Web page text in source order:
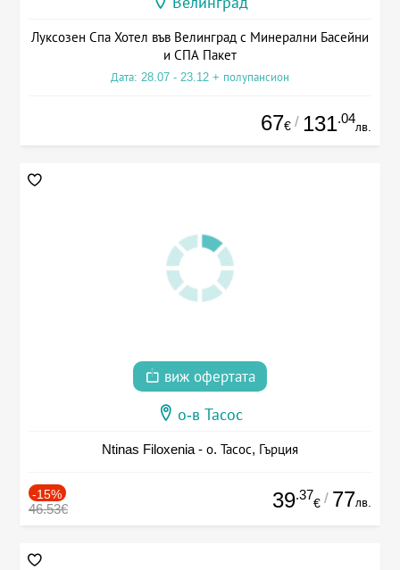
Луксозен Спа Хотел във Велинград с Минерални Басейни
и СПА Пакет
Дата: 28.07 - 23.12 + полупансион
67€ / 131.04
лв.
виж офертата
о-в Тасос
Ntinas Filoxenia - о. Тасос, Гърция
-15%
46.53€ 39.37
€ / 77лв.